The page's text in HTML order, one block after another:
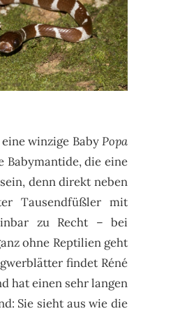
winzige BabyPopa
die eine
denn direkt neben
Tausendfüßler mit
zu Recht – bei
ohne Reptilien geht
findet Réné
hat einen sehr langen
Sie sieht aus wie die